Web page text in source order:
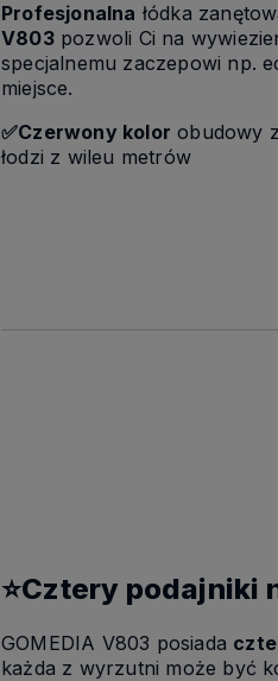
Profesjonalna łódka
V803pozwoli Ci na
specjalnemu zaczepowi np.
miejsce.
✅Czerwony kolor obudowy
łodzi z wileu metrów
⭐Cztery podajniki
GOMEDIA V803 posiada
każda z wyrzutni może być